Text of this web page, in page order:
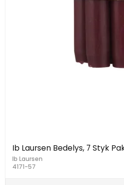
Ib Laursen Bedelys, 7 Styk
Ib Laursen
4171-57